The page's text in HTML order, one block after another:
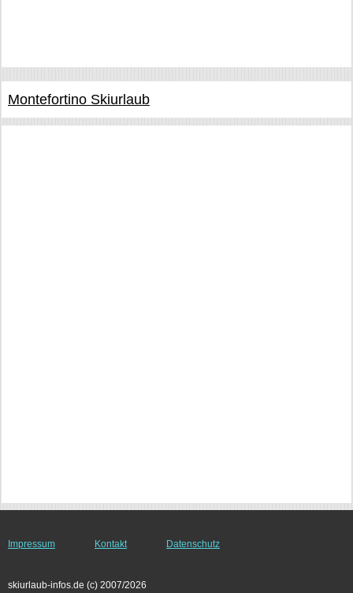
Montefortino Skiurlaub
Impressum Kontakt Datenschutz
skiurlaub-infos.de (c) 2007/2026